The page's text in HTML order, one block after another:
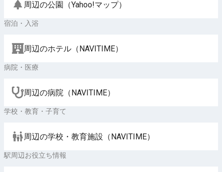
周辺の公園（Yahoo!マップ）
宿泊・入浴
周辺のホテル（NAVITIME）
病院・医療
周辺の病院（NAVITIME）
学校・教育・子育て
周辺の学校・教育施設（NAVITIME）
駅周辺お役立ち情報